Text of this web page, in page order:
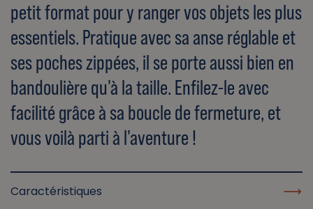
petit format pour y ranger vos objets les plus
essentiels. Pratique avec sa anse réglable et
ses poches zippées, il se porte aussi bien en
bandoulière qu'à la taille. Enfilez-le avec
facilité grâce à sa boucle de fermeture, et
vous voilà parti à l'aventure !
Caractéristiques